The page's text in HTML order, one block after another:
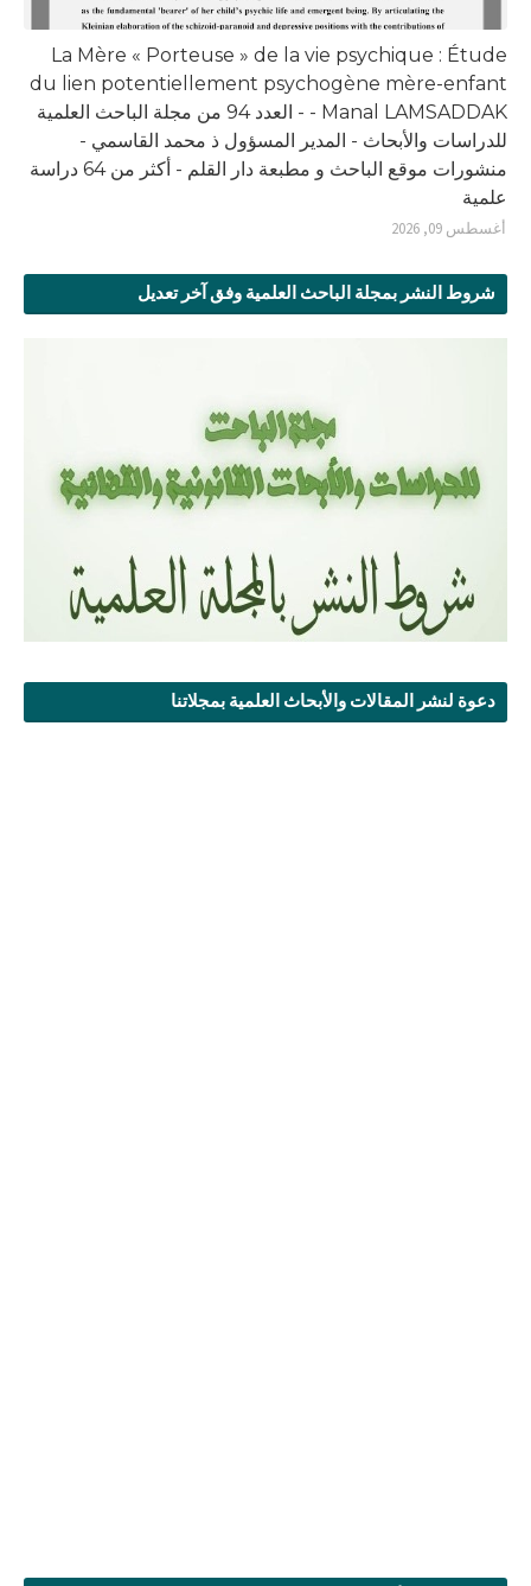
La Mère « Porteuse » de la vie psychique : Étude
du lien potentiellement psychogène mère-enfant
- Manal LAMSADDAK - العدد 94 من مجلة الباحث العلمية
للدراسات والأبحاث - المدير المسؤول ذ محمد القاسمي -
منشورات موقع الباحث و مطبعة دار القلم - أكثر من 64 دراسة
علمية
أغسطس 09, 2026
شروط النشر بمجلة الباحث العلمية وفق آخر تعديل
دعوة لنشر المقالات والأبحاث العلمية بمجلاتنا